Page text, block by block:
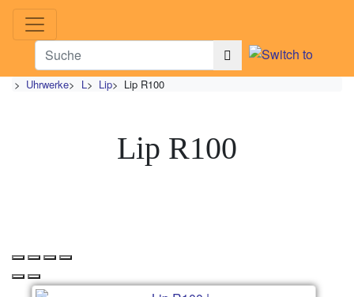
> Uhrwerke> L > Lip> Lip R100
Lip R100